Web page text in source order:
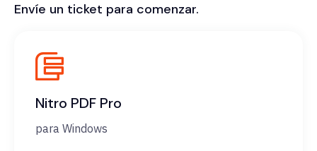
Envíe un ticket para comenzar.
Nitro PDF Pro
para Windows